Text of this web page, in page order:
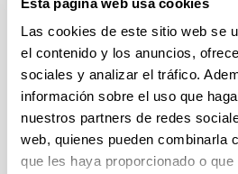
Las cookies de este sitio web se
el contenido y los anuncios,
sociales y analizar el tráfico.
información sobre el uso que
nuestros partners de redes
web, quienes pueden combinarla
que les haya proporcionado o
Fellows Gipuzkoa 2026
Plazo de presentación cerrado (Fecha
presentación: 29/04/2026)
El plazo de presentación de
Plazo interno UPV/EHU: 27/04/2026-
Proyectos Universidad-Empresa-
Plazo de presentación cerrado: 20/